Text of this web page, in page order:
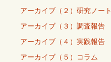
アーカイブ（２）研究ノート
アーカイブ（３）調査報告
アーカイブ（４）実践報告
アーカイブ（５）コラム